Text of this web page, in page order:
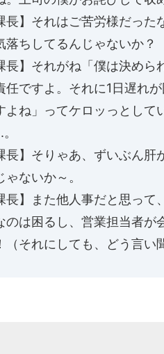
長】それはご苦労様だっ
落ちしてるんじゃないか？
長】それがね「僕は決め
任ですよ。それに1日遅れ
よね」ってケロッっとして
長】そりゃあ、ずいぶん
ゃないか～。
長】また他人事だと思っ
のは困るし、営業担当者が
（それにしても、どう言い